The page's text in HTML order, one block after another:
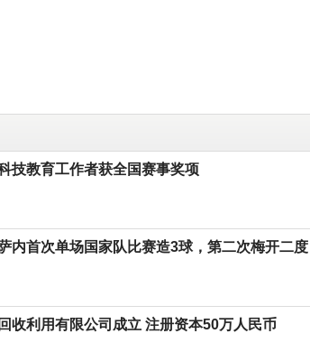
技教育工作者获全国赛事奖项
内首次单场国家队比赛造3球，第二次梅开二度
收利用有限公司成立 注册资本50万人民币